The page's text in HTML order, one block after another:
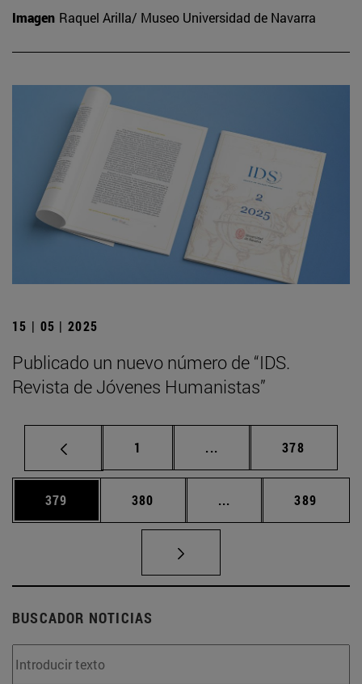
Imagen Raquel Arilla/ Museo Universidad de Navarra
15 | 05 | 2025
Publicado un nuevo número de “IDS.
Revista de Jóvenes Humanistas”
Página
1 ... Páginas intermedias
Página
378
Página
379 Página
380 ... Páginas intermedias
Página
389
BUSCADOR NOTICIAS